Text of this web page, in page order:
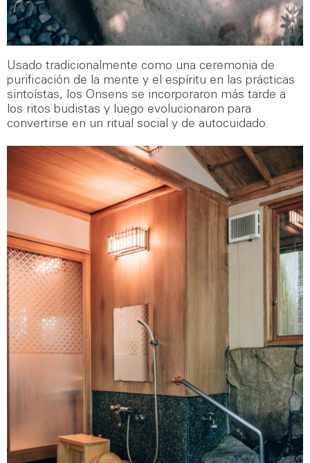
Usado tradicionalmente como una ceremonia de
purificación de la mente y el espíritu en las prácticas
sintoístas, los Onsens se incorporaron más tarde a
los ritos budistas y luego evolucionaron para
convertirse en un ritual social y de autocuidado.